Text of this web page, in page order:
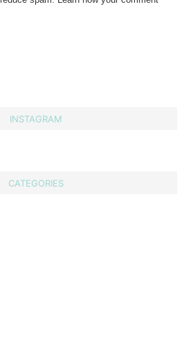
INSTAGRAM
CATEGORIES